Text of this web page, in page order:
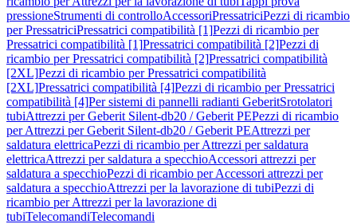
pressioneStrumenti di controlloAccessoriPressatriciPezzi di ricambio
per PressatriciPressatrici compatibilità [1]Pezzi di ricambio per
Pressatrici compatibilità [1]Pressatrici compatibilità [2]Pezzi di
ricambio per Pressatrici compatibilità [2]Pressatrici compatibilità
[2XL]Pezzi di ricambio per Pressatrici compatibilità
[2XL]Pressatrici compatibilità [4]Pezzi di ricambio per Pressatrici
compatibilità [4]Per sistemi di pannelli radianti GeberitSrotolatori
tubiAttrezzi per Geberit Silent-db20 / Geberit PEPezzi di ricambio
per Attrezzi per Geberit Silent-db20 / Geberit PEAttrezzi per
saldatura elettricaPezzi di ricambio per Attrezzi per saldatura
elettricaAttrezzi per saldatura a specchioAccessori attrezzi per
saldatura a specchioPezzi di ricambio per Accessori attrezzi per
saldatura a specchioAttrezzi per la lavorazione di tubiPezzi di
ricambio per Attrezzi per la lavorazione di
tubiTelecomandiTelecomandi